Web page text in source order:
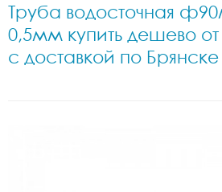
Труба водосточная
0,5мм купить дешево от
с доставкой по Брянске